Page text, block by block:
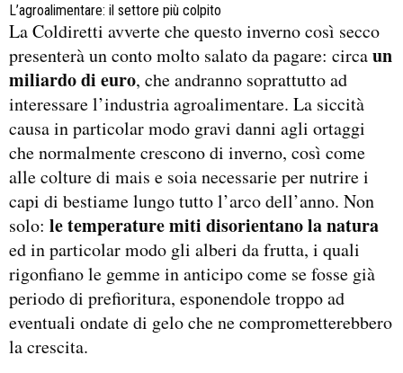
L’agroalimentare: il settore più colpito
La Coldiretti avverte che questo inverno così secco
presenterà un conto molto salato da pagare: circaun
miliardo di euro, che andranno soprattutto ad
interessare l’industria agroalimentare. La siccità
causa in particolar modo gravi danni agli ortaggi
che normalmente crescono di inverno, così come
alle colture di mais e soia necessarie per nutrire i
capi di bestiame lungo tutto l’arco dell’anno. Non
solo: le temperature miti disorientano la natura
ed in particolar modo gli alberi da frutta, i quali
rigonfiano le gemme in anticipo come se fosse già
periodo di prefioritura, esponendole troppo ad
eventuali ondate di gelo che ne comprometterebbero
la crescita.